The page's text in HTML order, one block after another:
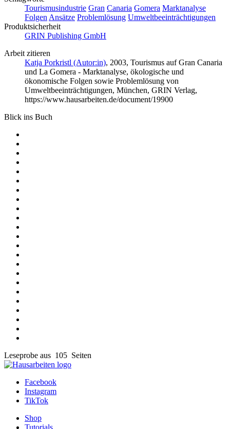
Tourismusindustrie Gran Canaria Gomera Marktanalyse
Folgen Ansätze Problemlösung Umweltbeeinträchtigungen
Produktsicherheit
GRIN Publishing GmbH
Arbeit zitieren
Katja Porkristl (Autor:in), 2003, Tourismus auf Gran Canaria
und La Gomera - Marktanalyse, ökologische und
ökonomische Folgen sowie Problemlösung von
Umweltbeeinträchtigungen, München, GRIN Verlag,
https://www.hausarbeiten.de/document/19900
Blick ins Buch
Leseprobe aus 105 Seiten
Facebook
Instagram
TikTok
Shop